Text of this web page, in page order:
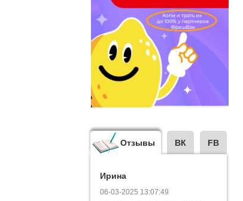
Отзывы ВК FB
Ирина
06-03-2025 13:07:49